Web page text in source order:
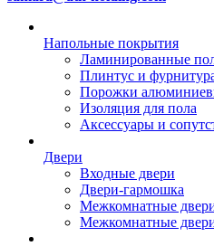
Напольные покрытия
Ламинированные
Плинтус и
Порожки
Изоляция для пола
Аксессуары и
Двери
Входные двери
Двери-гармошка
Межкомнатные
Межкомнатные